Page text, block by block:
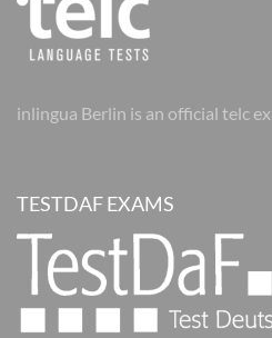
inlingua Berlin is an official telc
TESTDAF EXAMS